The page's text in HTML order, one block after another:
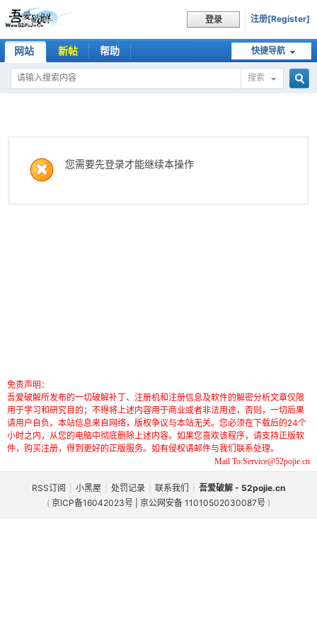
登录 注册[Register]
快捷导航
网站 新帖 帮助
搜索
您需要先登录才能继续本操作
免责声明：
吾爱破解所发布的一切破解补丁、注册机和注册信息及软件的解密分析文章仅限
用于学习和研究目的；不得将上述内容用于商业或者非法用途，否则，一切后果
请用户自负。本站信息来自网络，版权争议与本站无关。您必须在下载后的24个
小时之内，从您的电脑中彻底删除上述内容。如果您喜欢该程序，请支持正版软
件，购买注册，得到更好的正版服务。如有侵权请邮件与我们联系处理。
Mail To:Service@52pojie.cn
RSS订阅 小黑屋 处罚记录 联系我们
吾爱破解 - 52pojie.cn
( 京ICP备16042023号 | 京公网安备 11010502030087号 )